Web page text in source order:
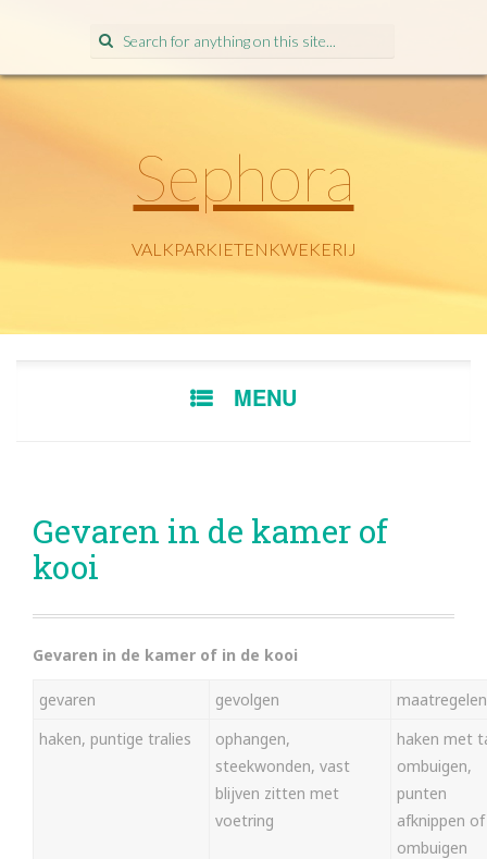
Search
for:
Sephora
VALKPARKIETENKWEKERIJ
MENU
Gevaren in de kamer of
kooi
Gevaren in de kamer of in de kooi
gevaren gevolgen
maatregelen
haken, puntige tralies
ophangen,
steekwonden, vast
blijven zitten met
voetring
haken met
ombuigen,
punten
afknippen of
ombuigen